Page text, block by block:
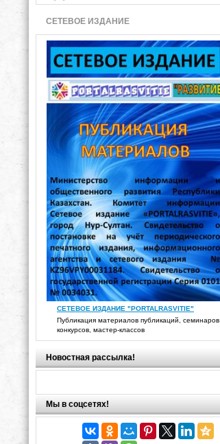
СЕТЕВОЕ ИЗДАНИЕ
СЕТЕВОЕ ИЗДАНИЕ "PORTALRASVITIE"
Публикация материалов публикаций, семинаров,
конкурсов, мастер-классов
Новостная рассылка!
Мы в соцсетях!